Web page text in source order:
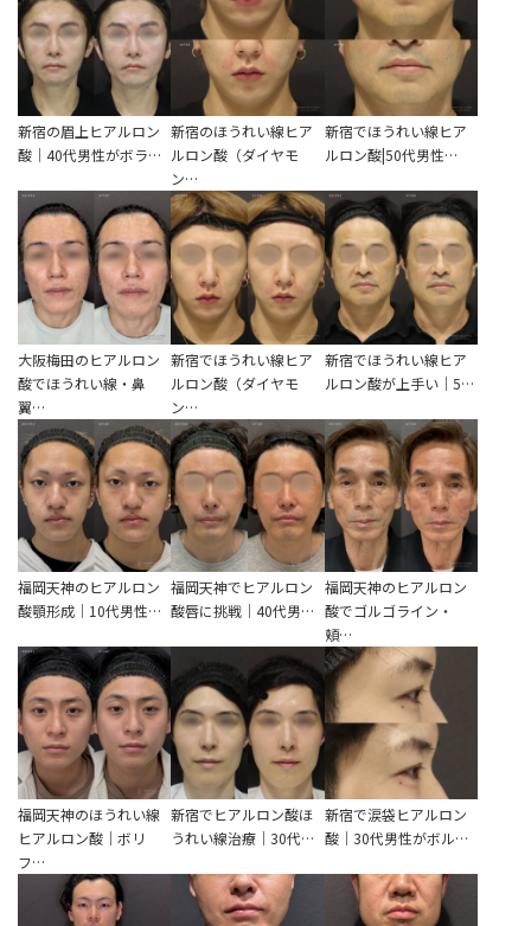
手の甲
膝
胸
80代
90代
Region
東京
大阪
名古屋
仙台
福岡
新宿の眉上ヒアルロン
酸｜40代男性がボラ…
新宿のほうれい線ヒア
ルロン酸（ダイヤモ
ン…
新宿でほうれい線ヒア
ルロン酸|50代男性…
大阪梅田のヒアルロン
酸でほうれい線・鼻
翼…
新宿でほうれい線ヒア
ルロン酸（ダイヤモ
ン…
新宿でほうれい線ヒア
ルロン酸が上手い｜5…
福岡天神のヒアルロン
酸顎形成｜10代男性…
福岡天神でヒアルロン
酸唇に挑戦｜40代男…
福岡天神のヒアルロン
酸でゴルゴライン・
頬…
福岡天神のほうれい線
ヒアルロン酸｜ボリ
フ…
新宿でヒアルロン酸ほ
うれい線治療｜30代…
新宿で涙袋ヒアルロン
酸｜30代男性がボル…